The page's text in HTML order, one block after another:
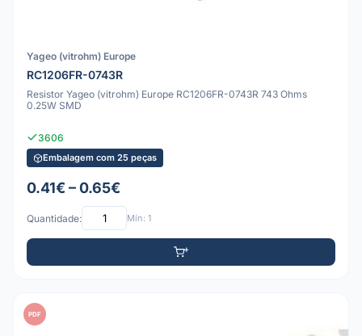
Yageo (vitrohm) Europe
RC1206FR-0743R
Resistor Yageo (vitrohm) Europe RC1206FR-0743R 743 Ohms
0.25W SMD
3606
Embalagem com 25 peças
0.41€ – 0.65€
Quantidade: Mín: 1
PDF